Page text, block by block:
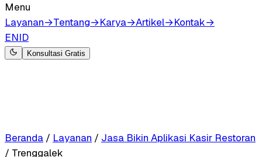
Menu
Layanan→Tentang→Karya→Artikel→Kontak→
ENID
Konsultasi Gratis
Beranda / Layanan / Jasa Bikin Aplikasi Kasir Restoran
/ Trenggalek